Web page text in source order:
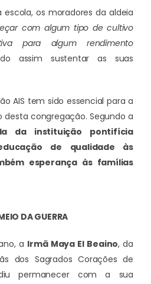
os moradores da aldeia
com algum tipo de cultivo
para algum rendimento
assim sustentar as suas
AIS tem sido essencial para a
congregação. Segundo a
da instituição pontifícia
de qualidade às
esperança às famílias
DA GUERRA
a Irmã Maya El Beaino, da
dos Sagrados Corações de
permanecer com a sua